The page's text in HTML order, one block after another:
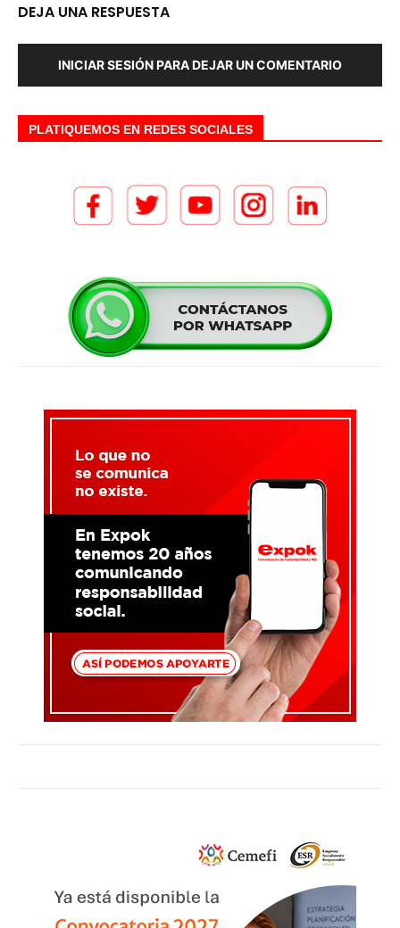
DEJA UNA RESPUESTA
INICIAR SESIÓN PARA DEJAR UN COMENTARIO
PLATIQUEMOS EN REDES SOCIALES